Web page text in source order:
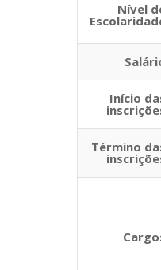
Nível
Início
Término